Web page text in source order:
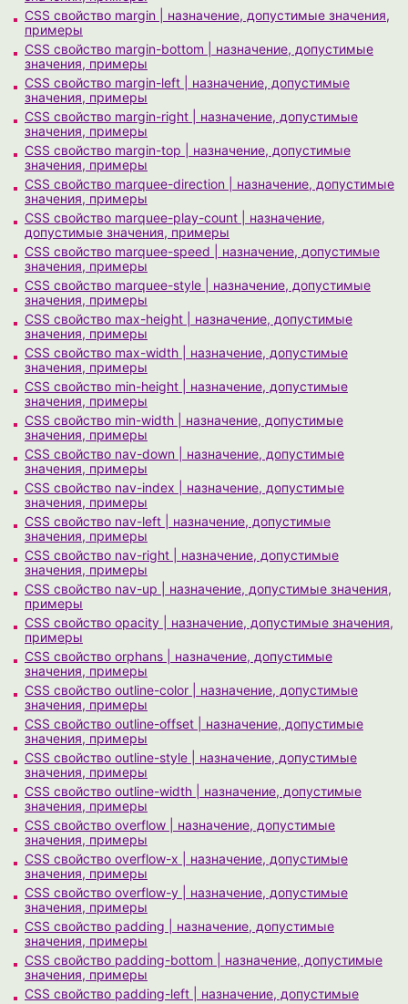
CSS свойство margin | назначение, допустимые значения,
примеры
CSS свойство margin-bottom | назначение, допустимые
значения, примеры
CSS свойство margin-left | назначение, допустимые
значения, примеры
CSS свойство margin-right | назначение, допустимые
значения, примеры
CSS свойство margin-top | назначение, допустимые
значения, примеры
CSS свойство marquee-direction | назначение, допустимые
значения, примеры
CSS свойство marquee-play-count | назначение,
допустимые значения, примеры
CSS свойство marquee-speed | назначение, допустимые
значения, примеры
CSS свойство marquee-style | назначение, допустимые
значения, примеры
CSS свойство max-height | назначение, допустимые
значения, примеры
CSS свойство max-width | назначение, допустимые
значения, примеры
CSS свойство min-height | назначение, допустимые
значения, примеры
CSS свойство min-width | назначение, допустимые
значения, примеры
CSS свойство nav-down | назначение, допустимые
значения, примеры
CSS свойство nav-index | назначение, допустимые
значения, примеры
CSS свойство nav-left | назначение, допустимые
значения, примеры
CSS свойство nav-right | назначение, допустимые
значения, примеры
CSS свойство nav-up | назначение, допустимые значения,
примеры
CSS свойство opacity | назначение, допустимые значения,
примеры
CSS свойство orphans | назначение, допустимые
значения, примеры
CSS свойство outline-color | назначение, допустимые
значения, примеры
CSS свойство outline-offset | назначение, допустимые
значения, примеры
CSS свойство outline-style | назначение, допустимые
значения, примеры
CSS свойство outline-width | назначение, допустимые
значения, примеры
CSS свойство overflow | назначение, допустимые
значения, примеры
CSS свойство overflow-x | назначение, допустимые
значения, примеры
CSS свойство overflow-y | назначение, допустимые
значения, примеры
CSS свойство padding | назначение, допустимые
значения, примеры
CSS свойство padding-bottom | назначение, допустимые
значения, примеры
CSS свойство padding-left | назначение, допустимые